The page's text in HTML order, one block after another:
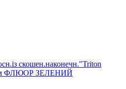
скошен.наконечн."Triton
ФЛЮОР ЗЕЛЕНИЙ